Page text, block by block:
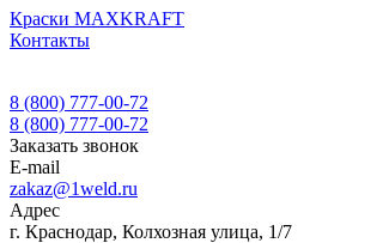
Краски MAXKRAFT
Контакты
8 (800) 777-00-72
8 (800) 777-00-72
Заказать звонок
E-mail
zakaz@1weld.ru
Адрес
г. Краснодар, Колхозная улица, 1/7